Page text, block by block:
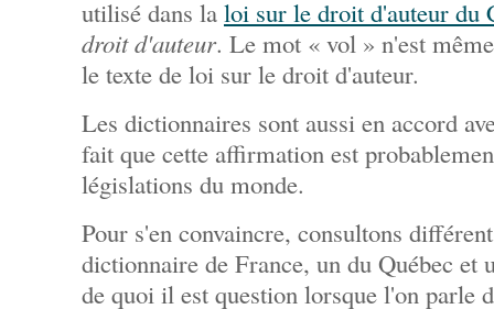
utilisé dans la loi sur le droit d'auteur du
droit d'auteur. Le mot « vol » n'est
le texte de loi sur le droit d'auteur.
Les dictionnaires sont aussi en accord
fait que cette affirmation est
législations du monde.
Pour s'en convaincre, consultons
dictionnaire de France, un du Québec et
de quoi il est question lorsque l'on parle